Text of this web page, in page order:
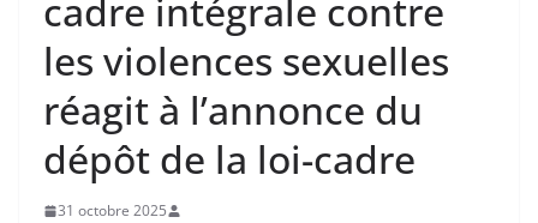
cadre intégrale contre
les violences sexuelles
réagit à l’annonce du
dépôt de la loi-cadre
31 octobre 2025